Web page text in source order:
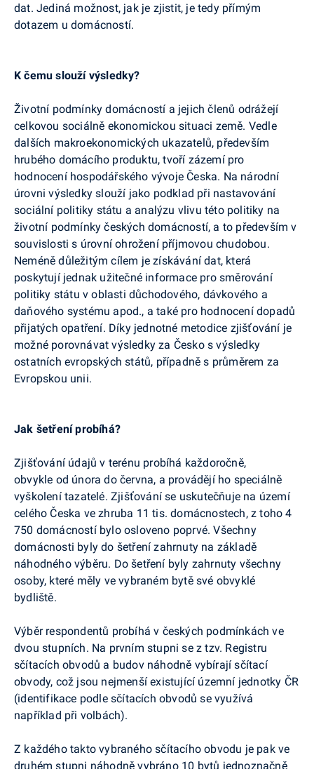
dat. Jediná možnost, jak je zjistit, je tedy přímým
dotazem u domácností.
K čemu slouží výsledky?
Životní podmínky domácností a jejich členů odrážejí
celkovou sociálně ekonomickou situaci země. Vedle
dalších makroekonomických ukazatelů, především
hrubého domácího produktu, tvoří zázemí pro
hodnocení hospodářského vývoje Česka. Na národní
úrovni výsledky slouží jako podklad při nastavování
sociální politiky státu a analýzu vlivu této politiky na
životní podmínky českých domácností, a to především v
souvislosti s úrovní ohrožení příjmovou chudobou.
Neméně důležitým cílem je získávání dat, která
poskytují jednak užitečné informace pro směrování
politiky státu v oblasti důchodového, dávkového a
daňového systému apod., a také pro hodnocení dopadů
přijatých opatření. Díky jednotné metodice zjišťování je
možné porovnávat výsledky za Česko s výsledky
ostatních evropských států, případně s průměrem za
Evropskou unii.
Jak šetření probíhá?
Zjišťování údajů v terénu probíhá každoročně,
obvykle od února do června, a provádějí ho speciálně
vyškolení tazatelé. Zjišťování se uskutečňuje na území
celého Česka ve zhruba 11 tis. domácnostech, z toho 4
750 domácností bylo osloveno poprvé. Všechny
domácnosti byly do šetření zahrnuty na základě
náhodného výběru. Do šetření byly zahrnuty všechny
osoby, které měly ve vybraném bytě své obvyklé
bydliště.
Výběr respondentů probíhá v českých podmínkách ve
dvou stupních. Na prvním stupni se z tzv. Registru
sčítacích obvodů a budov náhodně vybírají sčítací
obvody, což jsou nejmenší existující územní jednotky ČR
(identifikace podle sčítacích obvodů se využívá
například při volbách).
Z každého takto vybraného sčítacího obvodu je pak ve
druhém stupni náhodně vybráno 10 bytů jednoznačně